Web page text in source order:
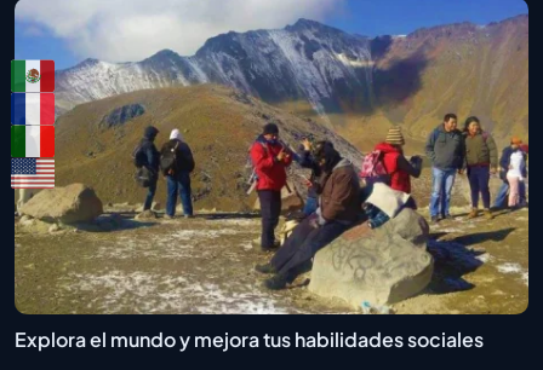
Explora el mundo y mejora tus habilidades sociales